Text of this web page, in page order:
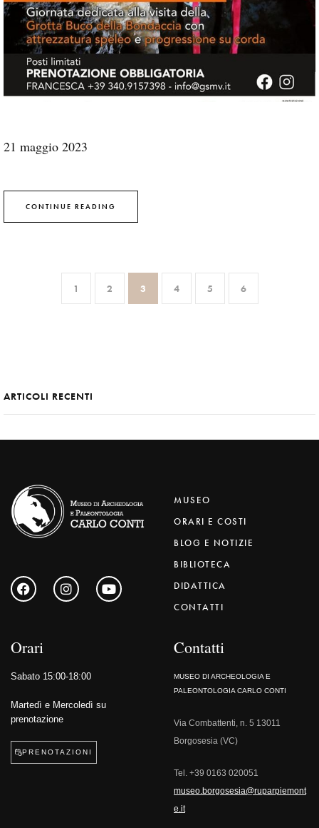
21 maggio 2023
CONTINUE READING
1 2 3 4 5 6
ARTICOLI RECENTI
MUSEO
ORARI E COSTI
BLOG E NOTIZIE
BIBLIOTECA
DIDATTICA
CONTATTI
Orari
Sabato 15:00-18:00
Martedì e Mercoledì su
prenotazione
PRENOTAZIONI
Contatti
MUSEO DI ARCHEOLOGIA E
PALEONTOLOGIA CARLO CONTI
Via Combattenti, n. 5 13011
Borgosesia (VC)
Tel. +39 0163 020051
museo.borgosesia@ruparpiemont
e.it